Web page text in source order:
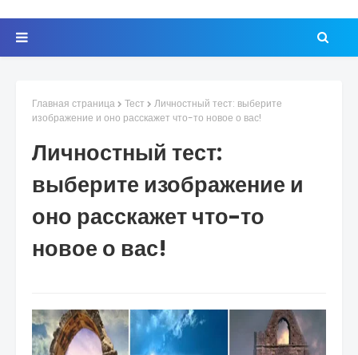
Главная страница Тест
Личностный тест: выберите
изображение и оно расскажет что-то новое о вас!
Личностный тест:
выберите изображение и
оно расскажет что-то
новое о вас!